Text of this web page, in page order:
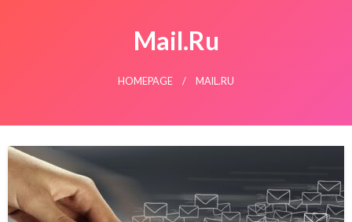
Mail.ru
HOMEPAGE MAIL.RU